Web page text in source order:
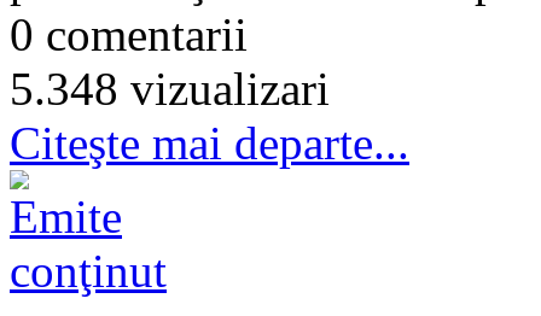
0 comentarii
5.348 vizualizari
Citeşte mai departe...